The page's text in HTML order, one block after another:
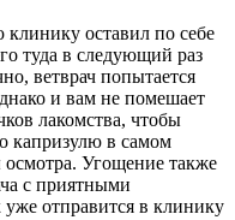
оставил по себе
туда в следующий раз
ветврач попытается
и вам не помешает
лакомства, чтобы
капризулю в самом
Угощение также
с приятными
отправится в клинику